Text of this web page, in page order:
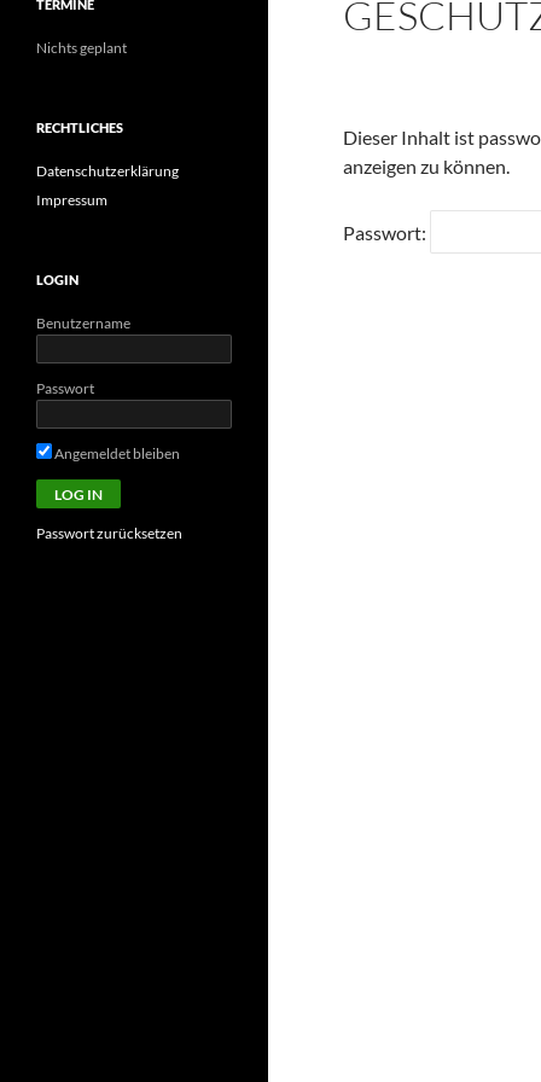
Dieser Inhalt ist
anzeigen zu können.
Passwort:
TERMINE
Nichts geplant
RECHTLICHES
Datenschutzerklärung
Impressum
LOGIN
Benutzername
Passwort
Angemeldet bleiben
Passwort zurücksetzen